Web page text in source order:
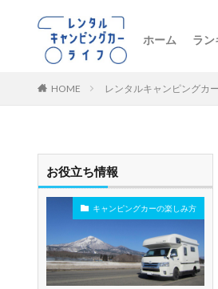
ホーム ラン
HOME レンタルキャンピングカ
お役立ち情報
キャンピングカーの楽しみ方